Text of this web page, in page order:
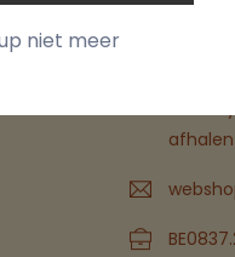
Geen
niet meer